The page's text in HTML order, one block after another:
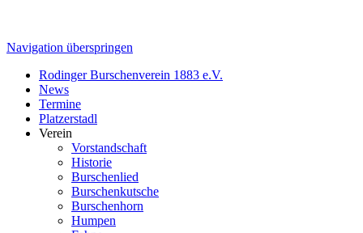
Navigation überspringen
Rodinger Burschenverein 1883 e.V.
News
Termine
Platzerstadl
Verein
Vorstandschaft
Historie
Burschenlied
Burschenkutsche
Burschenhorn
Humpen